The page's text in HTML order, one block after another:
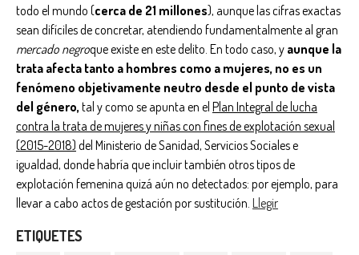
todo el mundo (cerca de 21 millones), aunque las cifras exactas
sean difíciles de concretar, atendiendo fundamentalmente al gran
mercado negroque existe en este delito. En todo caso, y aunque la
trata afecta tanto a hombres como a mujeres, no es un
fenómeno objetivamente neutro desde el punto de vista
del género, tal y como se apunta en el Plan Integral de lucha
contra la trata de mujeres y niñas con fines de explotación sexual
(2015-2018) del Ministerio de Sanidad, Servicios Sociales e
igualdad, donde habría que incluir también otros tipos de
explotación femenina quizá aún no detectados: por ejemplo, para
llevar a cabo actos de gestación por sustitución. Llegir
ETIQUETES